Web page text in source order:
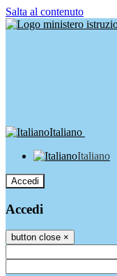
Salta al contenuto
Italiano
Italiano
Accedi
Accedi
button close ×